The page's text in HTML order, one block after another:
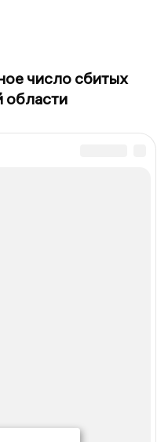
число сбитых
области